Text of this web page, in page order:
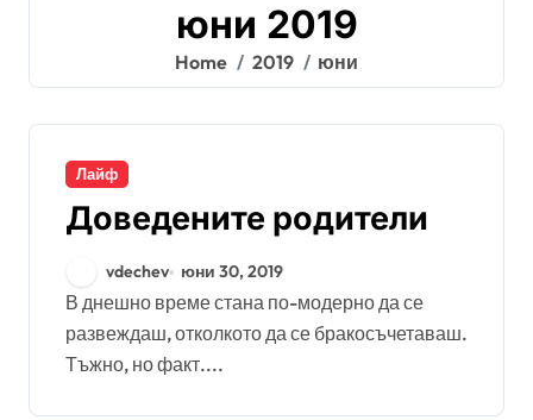
юни 2019
Home 2019 юни
Лайф
Доведените родители
vdechev юни 30, 2019
В днешно време стана по-модерно да се
развеждаш, отколкото да се бракосъчетаваш.
Тъжно, но факт....